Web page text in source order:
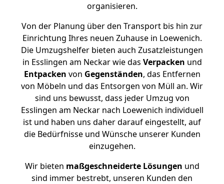
organisieren.
Von der Planung über den Transport bis hin zur
Einrichtung Ihres neuen Zuhause in Loewenich.
Die Umzugshelfer bieten auch Zusatzleistungen
in Esslingen am Neckar wie das Verpacken und
Entpacken von Gegenständen, das Entfernen
von Möbeln und das Entsorgen von Müll an. Wir
sind uns bewusst, dass jeder Umzug von
Esslingen am Neckar nach Loewenich individuell
ist und haben uns daher darauf eingestellt, auf
die Bedürfnisse und Wünsche unserer Kunden
einzugehen.
Wir bieten maßgeschneiderte Lösungen und
sind immer bestrebt, unseren Kunden den